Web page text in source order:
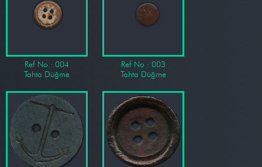
Ref No : 004
Tahta Düğme
Ref No : 003
Tahta Düğme